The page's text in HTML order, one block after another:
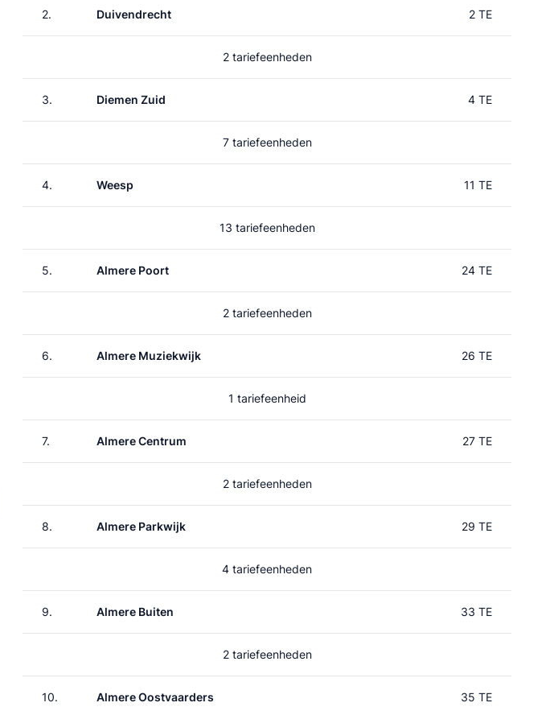
2. Duivendrecht 2 TE
2 tariefeenheden
3. Diemen Zuid 4 TE
7 tariefeenheden
4. Weesp 11 TE
13 tariefeenheden
5. Almere Poort 24 TE
2 tariefeenheden
6. Almere Muziekwijk 26 TE
1 tariefeenheid
7. Almere Centrum 27 TE
2 tariefeenheden
8. Almere Parkwijk 29 TE
4 tariefeenheden
9. Almere Buiten 33 TE
2 tariefeenheden
10. Almere Oostvaarders 35 TE